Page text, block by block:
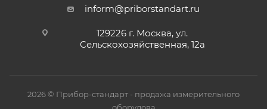
inform@priborstandart.ru
129226 г. Москва, ул.
Сельскохозяйственная, 12а
2026 © Прибор-стандарт - продажа измерительного